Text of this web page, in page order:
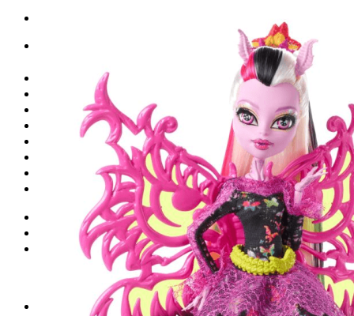
Все товары
Запчасти для моноколес
Куклы Monster High
Обучение езде на моноколесе
Корзина / 0₽0
Корзина пуста.